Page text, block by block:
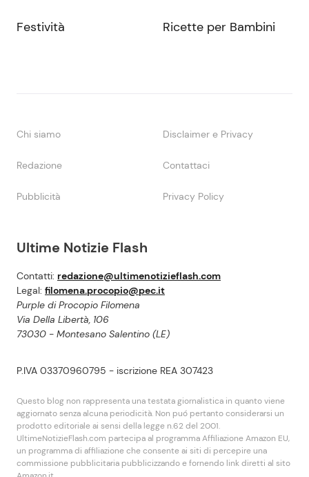
Ultime Notizie Flash
Contatti: redazione@ultimenotizieflash.com
Legal: filomena.procopio@pec.it
Purple di Procopio Filomena
Via Della Libertà, 106
73030 - Montesano Salentino (LE)
P.IVA 03370960795 - iscrizione REA 307423
Questo blog non rappresenta una testata giornalistica in quanto viene
aggiornato senza alcuna periodicità. Non puó pertanto considerarsi un
prodotto editoriale ai sensi della legge n.62 del 2001.
UltimeNotizieFlash.com partecipa al programma Affiliazione Amazon EU,
un programma di affiliazione che consente ai siti di percepire una
commissione pubblicitaria pubblicizzando e fornendo link diretti al sito
Festività Ricette per Bambini
Chi siamo Disclaimer e Privacy
Redazione Contattaci
Pubblicità Privacy Policy